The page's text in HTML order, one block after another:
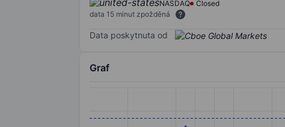
NASDAQ
Closed
data 15 minut zpožděná
Data poskytnuta od
Graf
Line chart with 65 data points.